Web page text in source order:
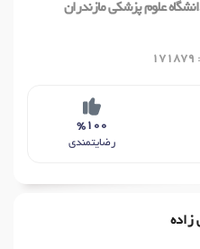
علوم پزشکی مازندران
171879
%100
رضایتمندی
زاده